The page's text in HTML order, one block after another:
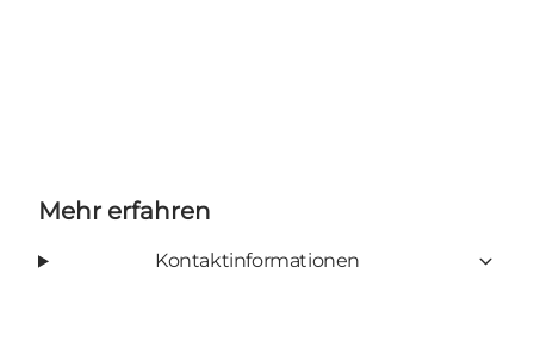
Mehr erfahren
Kontaktinformationen